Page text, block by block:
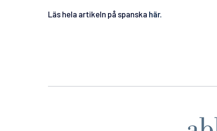
Läs hela artikeln på spanska här.